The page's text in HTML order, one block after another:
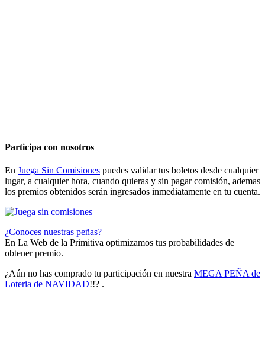
Participa con nosotros
En Juega Sin Comisiones puedes validar tus boletos desde cualquier
lugar, a cualquier hora, cuando quieras y sin pagar comisión, ademas
los premios obtenidos serán ingresados inmediatamente en tu cuenta.
¿Conoces nuestras peñas?
En La Web de la Primitiva optimizamos tus probabilidades de
obtener premio.
¿Aún no has comprado tu participación en nuestra MEGA PEÑA de
Loteria de NAVIDAD!!? .